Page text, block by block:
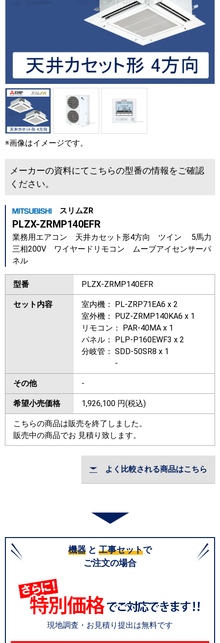
※画像はイメージです。
メーカーの資料にてこちらの型番の情報をご確認
ください。
スリムZR
PLZX-ZRMP140EFR
業務用エアコン 天井カセット形4方向 ツイン 5馬力
三相200V ワイヤードリモコン ムーブアイセンサーパ
ネル
型番 PLZX-ZRMP140EFR
セット内容
室内機： PL-ZRP71EA6 x 2
室外機： PUZ-ZRMP140KA6 x 1
リモコン： PAR-40MA x 1
パネル： PLP-P160EWF3 x 2
分岐管： SDD-50SR8 x 1
-
その他 -
希望小売価格 1,926,100 円(税込)
こちらの商品は販売を終了しました。
販売中の商品でお 見積り致します。
よく比較される商品はこちら
機器 と 工事セットで
ご注文の場合
現地調査・お見積り提出は無料です